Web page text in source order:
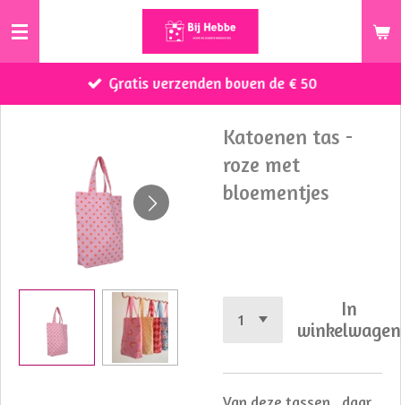
Ga
de
Gratis verzenden boven de € 50
Katoenen tas -
roze met
bloementjes
In
winkelwagen